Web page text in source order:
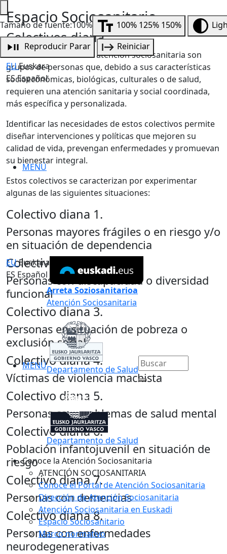
Tamaño de fuente:100% 100% 125% 150%
Reproducir Parar
Reiniciar
EUEuskara
ESEspañol
MENÚ
EUEuskara
ES Español
MENÚ
Arreta Soziosanitarioa
Atención Sociosanitaria
Departamento de Salud
Departamento de Salud
Conoce la Atención Sociosanitaria
ATENCIÓN SOCIOSANITARIA
Conoce el Portal de Atención Sociosanitaria
Dirección de Atención Sociosanitaria
Atención Sociosanitaria en Euskadi
Espacio Sociosanitario
Marco normativo
Espacio Sociosanitario
Colectivos diana
Los colectivos diana de atención sociosanitaria son
grupos de personas que, debido a sus características
socioeconómicas, biológicas, culturales o de salud,
requieren una atención sanitaria y social coordinada,
más específica y personalizada.
Identificar las necesidades de estos colectivos permite
diseñar intervenciones y políticas que mejoren su
calidad de vida, prevengan enfermedades y promuevan
su bienestar integral.
Estos colectivos se caracterizan por experimentar
algunas de las siguientes situaciones:
Colectivo diana 1.
Personas mayores frágiles o en riesgo y/o
en situación de dependencia
Colectivo diana 2.
Personas con discapacidad o diversidad
funcional
Colectivo diana3.
Personas en situación de pobreza o
exclusión social
Colectivo diana4.
Víctimas de violencia machista
Colectivo diana 5.
Personas con problemas de salud mental
Colectivo diana6.
Población infantojuvenil en situación de
riesgo
Colectivo diana7.
Personas con demencias
Colectivo diana8.
Personas con enfermedades
neurodegenerativas